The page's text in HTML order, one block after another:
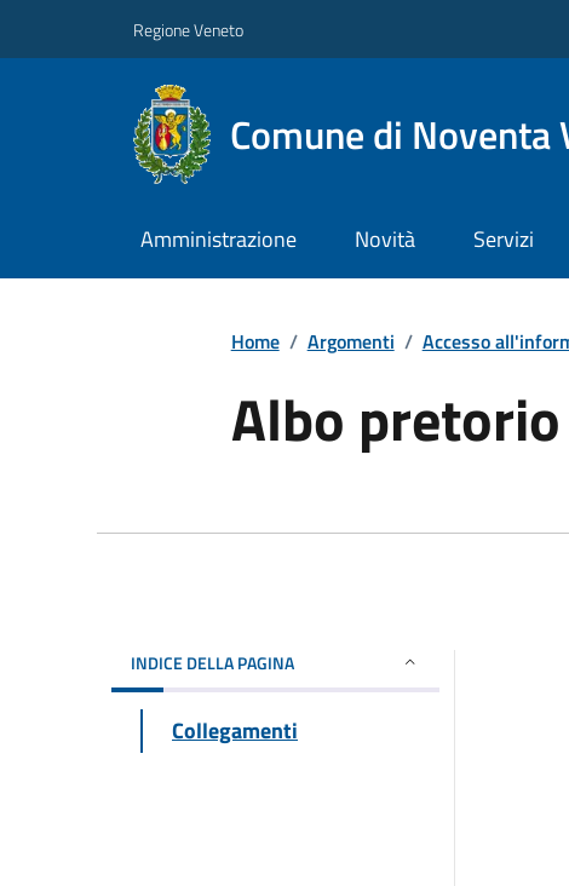
Regione Veneto
Comune di Noventa
Amministrazione Novità Servizi
Home / Argomenti / Accesso
Albo
INDICE DELLA PAGINA
Collegamenti